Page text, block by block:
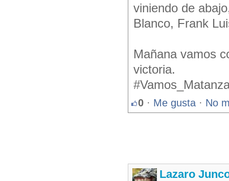
viniendo de
Blanco, Frank
Mañana vamos
victoria.
0 · Me gusta · No
Lazaro